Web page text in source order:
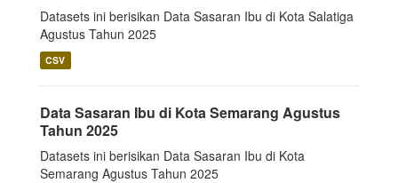
Datasets ini berisikan Data Sasaran Ibu di Kota Salatiga
Agustus Tahun 2025
CSV
Data Sasaran Ibu di Kota Semarang Agustus
Tahun 2025
Datasets ini berisikan Data Sasaran Ibu di Kota
Semarang Agustus Tahun 2025